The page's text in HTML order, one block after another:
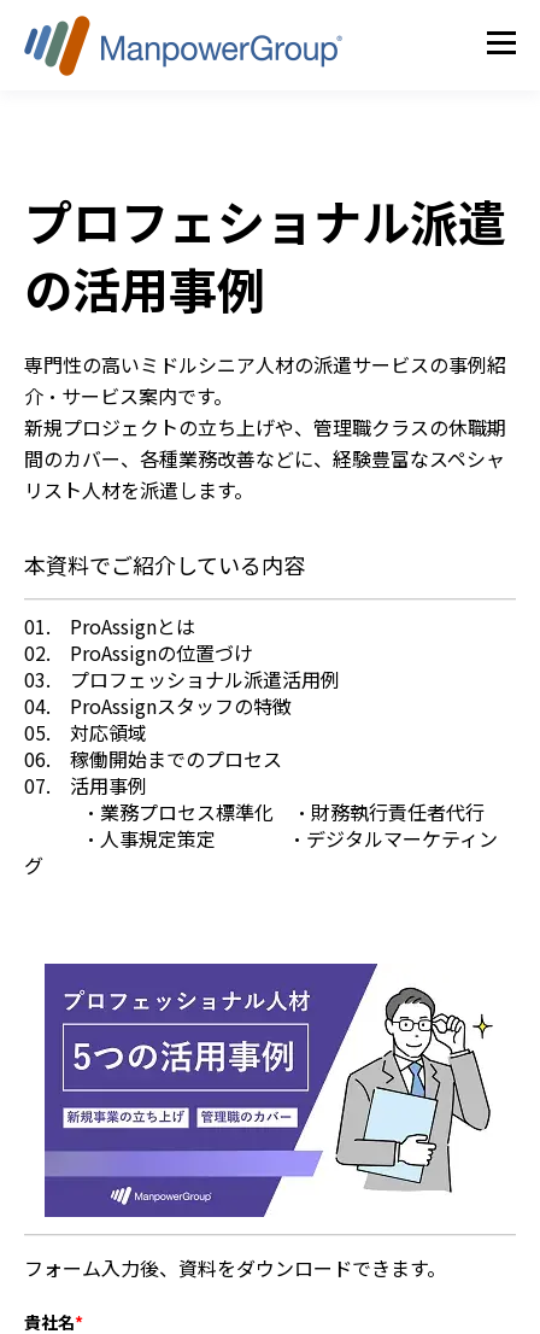
プロフェショナル派遣
の活用事例
専門性の高いミドルシニア人材の派遣サービスの事例紹
介・サービス案内です。
新規プロジェクトの立ち上げや、管理職クラスの休職期
間のカバー、各種業務改善などに、経験豊富なスペシャ
リスト人材を派遣します。
本資料でご紹介している内容
01. ProAssignとは
02. ProAssignの位置づけ
03. プロフェッショナル派遣活用例
04. ProAssignスタッフの特徴
05. 対応領域
06. 稼働開始までのプロセス
07. 活用事例
・業務プロセス標準化 ・財務執行責任者代行
・人事規定策定 ・デジタルマーケティン
グ
フォーム入力後、資料をダウンロードできます。
貴社名*